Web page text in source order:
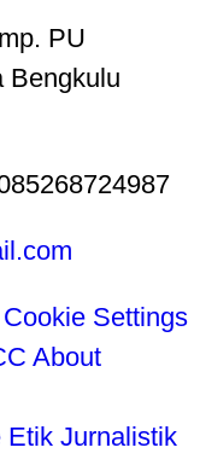
PU
Bengkulu
Cookie Settings
About
Etik Jurnalistik